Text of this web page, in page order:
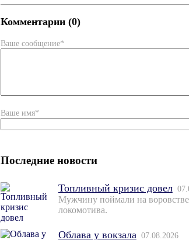
Комментарии (0)
Ваше сообщение*
Ваше имя*
Последние новости
Топливный кризис довел
Мужчину поймали на воровстве
локомотива.
Облава у вокзала 07.08.2026